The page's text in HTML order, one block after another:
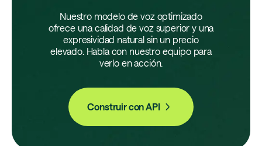
Nuestro modelo de voz optimizado
ofrece una calidad de voz superior y una
expresividad natural sin un precio
elevado. Habla con nuestro equipo para
verlo en acción.
Construir con API